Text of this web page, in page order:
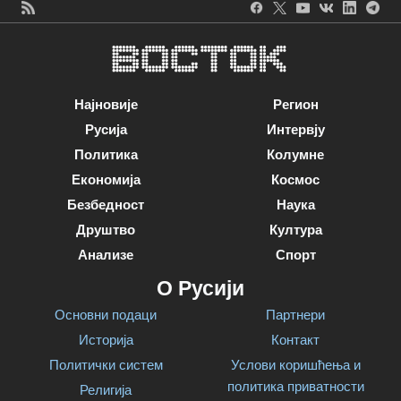
Најновије
Русија
Политика
Економија
Безбедност
Друштво
Анализе
Регион
Интервју
Колумне
Космос
Наука
Култура
Спорт
О Русији
Основни подаци
Историја
Политички систем
Религија
Партнери
Контакт
Услови коришћења и
политика приватности